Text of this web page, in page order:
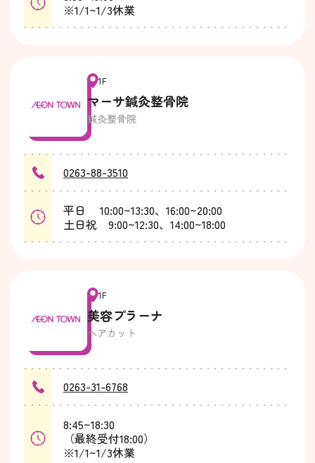
※1/1~1/3休業
1F
マーサ鍼灸整骨院
鍼灸整骨院
0263-88-3510
平日 10:00~13:30、16:00~20:00
土日祝 9:00~12:30、14:00~18:00
1F
美容プラーナ
ヘアカット
0263-31-6768
8:45~18:30
（最終受付18:00）
※1/1~1/3休業